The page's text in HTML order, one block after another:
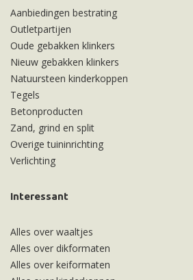
Aanbiedingen bestrating
Outletpartijen
Oude gebakken klinkers
Nieuw gebakken klinkers
Natuursteen kinderkoppen
Tegels
Betonproducten
Zand, grind en split
Overige tuininrichting
Verlichting
Interessant
Alles over waaltjes
Alles over dikformaten
Alles over keiformaten